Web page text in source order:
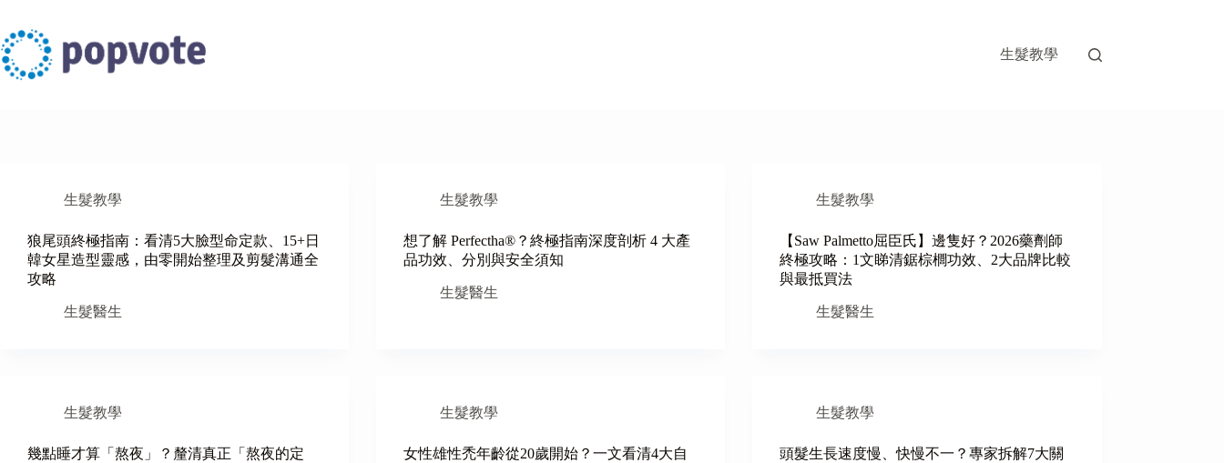
content
生髮教學
生髮教學
狼尾頭終極指南：看清5大臉型命定款、15+日
韓女星造型靈感，由零開始整理及剪髮溝通全
攻略
生髮醫生
生髮教學
想了解 Perfectha®？終極指南深度剖析 4 大產
品功效、分別與安全須知
生髮醫生
生髮教學
【Saw Palmetto屈臣氏】邊隻好？2026藥劑師
終極攻略：1文睇清鋸棕櫚功效、2大品牌比較
與最抵買法
生髮醫生
生髮教學
幾點睡才算「熬夜」？釐清真正「熬夜的定
生髮教學
女性雄性禿年齡從20歲開始？一文看清4大自
生髮教學
頭髮生長速度慢、快慢不一？專家拆解7大關